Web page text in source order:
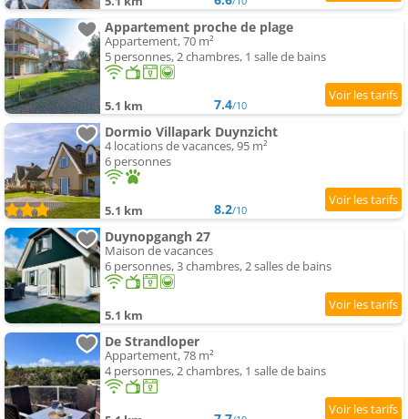
Appartement proche de plage
Appartement, 70 m²
5 personnes, 2 chambres, 1 salle de bains
5.1 km 7.4/10
Dormio Villapark Duynzicht
4 locations de vacances, 95 m²
6 personnes
5.1 km 8.2/10
Duynopgangh 27
Maison de vacances
6 personnes, 3 chambres, 2 salles de bains
5.1 km
De Strandloper
Appartement, 78 m²
4 personnes, 2 chambres, 1 salle de bains